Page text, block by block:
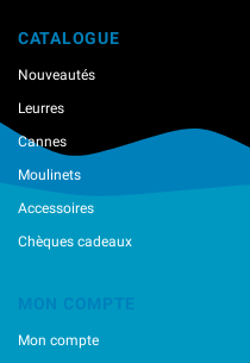
CATALOGUE
Nouveautés
Leurres
Cannes
Moulinets
Accessoires
Chèques cadeaux
MON COMPTE
Mon compte